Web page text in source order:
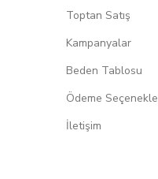
Toptan Satış
Kampanyalar
Beden Tablosu
Ödeme
İletişim